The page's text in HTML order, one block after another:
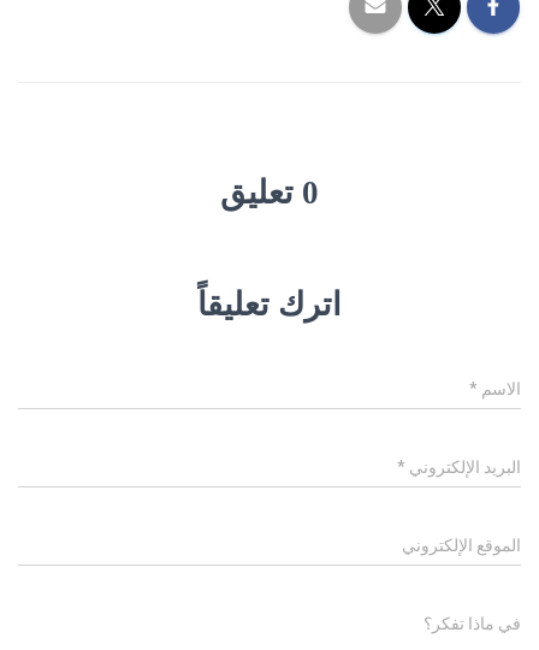
0 تعليق
اترك تعليقاً
الاسم *
البريد الإلكتروني *
الموقع الإلكتروني
في ماذا تفكر؟